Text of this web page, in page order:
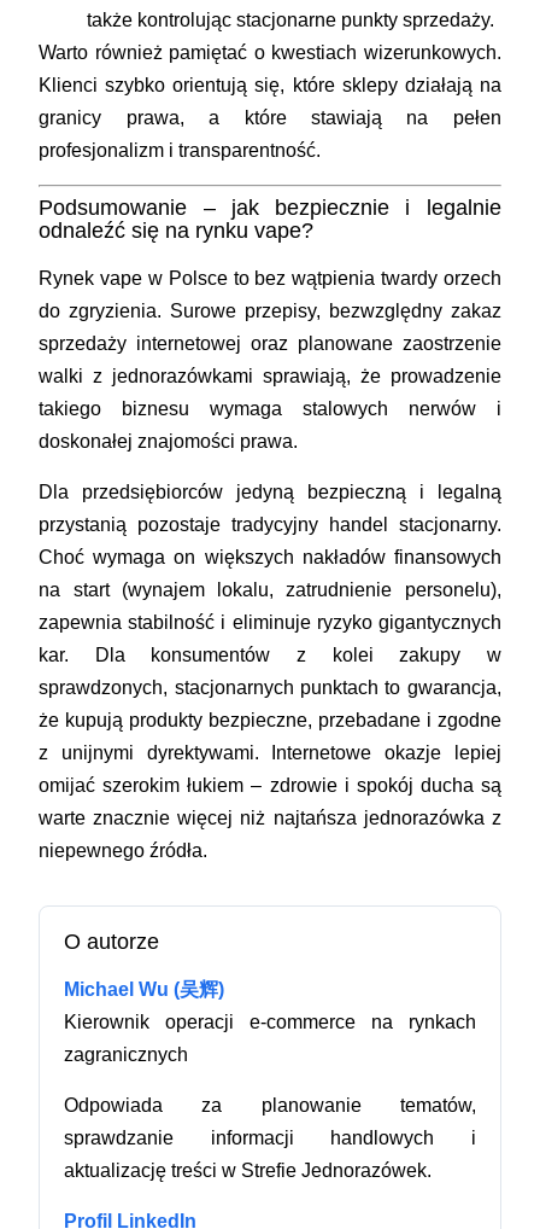
także kontrolując stacjonarne punkty sprzedaży.
Warto również pamiętać o kwestiach wizerunkowych.
Klienci szybko orientują się, które sklepy działają na
granicy prawa, a które stawiają na pełen
profesjonalizm i transparentność.
Podsumowanie – jak bezpiecznie i legalnie
odnaleźć się na rynku vape?
Rynek vape w Polsce to bez wątpienia twardy orzech
do zgryzienia. Surowe przepisy, bezwzględny zakaz
sprzedaży internetowej oraz planowane zaostrzenie
walki z jednorazówkami sprawiają, że prowadzenie
takiego biznesu wymaga stalowych nerwów i
doskonałej znajomości prawa.
Dla przedsiębiorców jedyną bezpieczną i legalną
przystanią pozostaje tradycyjny handel stacjonarny.
Choć wymaga on większych nakładów finansowych
na start (wynajem lokalu, zatrudnienie personelu),
zapewnia stabilność i eliminuje ryzyko gigantycznych
kar. Dla konsumentów z kolei zakupy w
sprawdzonych, stacjonarnych punktach to gwarancja,
że kupują produkty bezpieczne, przebadane i zgodne
z unijnymi dyrektywami. Internetowe okazje lepiej
omijać szerokim łukiem – zdrowie i spokój ducha są
warte znacznie więcej niż najtańsza jednorazówka z
niepewnego źródła.
O autorze
Michael Wu (吴辉)
Kierownik operacji e-commerce na rynkach
zagranicznych
Odpowiada za planowanie tematów,
sprawdzanie informacji handlowych i
aktualizację treści w Strefie Jednorazówek.
Profil LinkedIn